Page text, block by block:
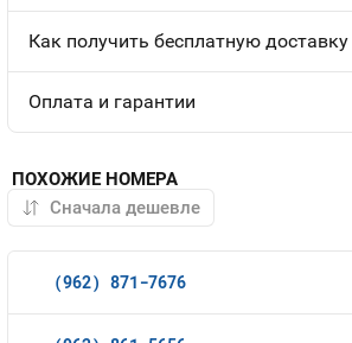
Как получить бесплатную доставку
Оплата и гарантии
ПОХОЖИЕ НОМЕРА
(962) 871-7676